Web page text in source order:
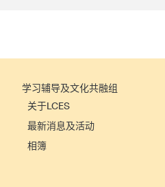
学习辅导及文化共融组
关于LCES
最新消息及活动
相簿